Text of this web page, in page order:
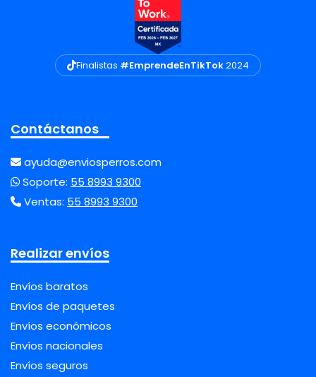
Finalistas #EmprendeEnTikTok2024
Contáctanos
ayuda@enviosperros.com
Soporte: 55 8993 9300
Ventas: 55 8993 9300
Realizar envíos
Envíos baratos
Envíos de paquetes
Envíos económicos
Envíos nacionales
Envíos seguros